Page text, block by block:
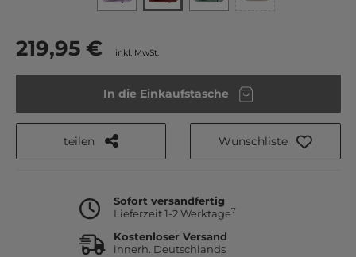
219,95 € inkl. MwSt.
In die Einkaufstasche
teilen Wunschliste
Sofort versandfertig
Lieferzeit 1-2 Werktage7
Kostenloser Versand
innerh. Deutschlands